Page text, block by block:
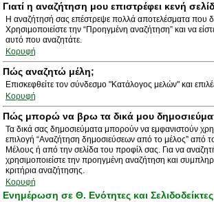
Γιατί η αναζήτηση μου επιστρέφει κενή
Η αναζήτησή σας επέστρεψε πολλά αποτελέσματα που
Χρησιμοποιείστε την “Προηγμένη αναζήτηση” και να
αυτό που αναζητάτε.
Κορυφή
Πώς αναζητώ μέλη;
Επισκεφθείτε τον σύνδεσμο "Κατάλογος μελών" και
Κορυφή
Πώς μπορώ να βρω τα δικά μου
Τα δικά σας δημοσιεύματα μπορούν να εμφανιστούν
επιλογή “Αναζήτηση δημοσιεύσεων από το μέλος” από
Μέλους ή από την σελίδα του προφίλ σας. Για να
χρησιμοποιείστε την προηγμένη αναζήτηση και
κριτήρια αναζήτησης.
Κορυφή
Ενημέρωση σε Θ. Ενότητες και Σελιδοδείκτες